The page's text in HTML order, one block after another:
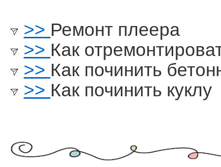
>> Ремонт плеера
>> Как
>> Как починить
>> Как починить куклу